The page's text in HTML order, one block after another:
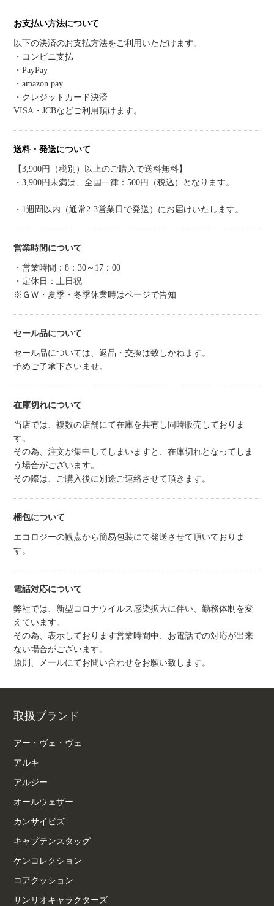
お支払い方法について
以下の決済のお支払方法をご利用いただけます。
・コンビニ支払
・PayPay
・amazon pay
・クレジットカード決済
VISA・JCBなどご利用頂けます。
送料・発送について
【3,900円（税別）以上のご購入で送料無料】
・3,900円未満は、全国一律：500円（税込）となります。
・1週間以内（通常2-3営業日で発送）にお届けいたします。
営業時間について
・営業時間：8：30～17：00
・定休日：土日祝
※ＧＷ・夏季・冬季休業時はページで告知
セール品について
セール品については、返品・交換は致しかねます。
予めご了承下さいませ。
在庫切れについて
当店では、複数の店舗にて在庫を共有し同時販売しておりま
す。
その為、注文が集中してしまいますと、在庫切れとなってしま
う場合がございます。
その際は、ご購入後に別途ご連絡させて頂きます。
梱包について
エコロジーの観点から簡易包装にて発送させて頂いておりま
す。
電話対応について
弊社では、新型コロナウイルス感染拡大に伴い、勤務体制を変
えています。
その為、表示しております営業時間中、お電話での対応が出来
ない場合がございます。
原則、メールにてお問い合わせをお願い致します。
取扱ブランド
アー・ヴェ・ヴェ
アルキ
アルジー
オールウェザー
カンサイビズ
キャプテンスタッグ
ケンコレクション
コアクッション
サンリオキャラクターズ